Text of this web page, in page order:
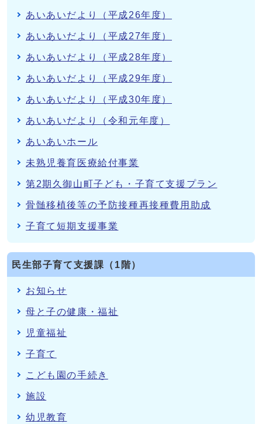
あいあいだより（平成26年度）
あいあいだより（平成27年度）
あいあいだより（平成28年度）
あいあいだより（平成29年度）
あいあいだより（平成30年度）
あいあいだより（令和元年度）
あいあいホール
未熟児養育医療給付事業
第2期久御山町子ども・子育て支援プラン
骨髄移植後等の予防接種再接種費用助成
子育て短期支援事業
民生部子育て支援課（1階）
お知らせ
母と子の健康・福祉
児童福祉
子育て
こども園の手続き
施設
幼児教育